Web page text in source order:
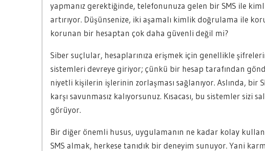
yapmanız gerektiğinde, telefonunuza gelen bir SMS ile
artırıyor. Düşünsenize, iki aşamalı kimlik doğrulama ile
korunan bir hesaptan çok daha güvenli değil mi?
Siber suçlular, hesaplarınıza erişmek için genellikle
sistemleri devreye giriyor; çünkü bir hesap tarafından
niyetli kişilerin işlerinin zorlaşması sağlanıyor. Aslında, bir
karşı savunmasız kalıyorsunuz. Kısacası, bu sistemler sizi
görüyor.
Bir diğer önemli husus, uygulamanın ne kadar kolay
SMS almak, herkese tanıdık bir deneyim sunuyor. Yani